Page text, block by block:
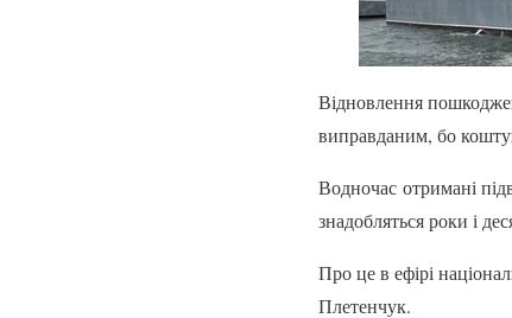
Відновлення
виправданим, бо
Водночас отримані
знадобляться роки і
Про це в ефірі
Плетенчук.